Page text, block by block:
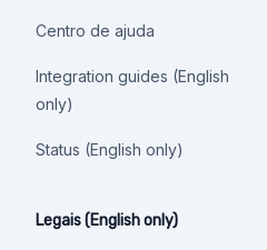
Centro de ajuda
Integration guides (English
only)
Status (English only)
Legais (English only)